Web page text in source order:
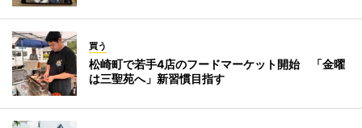
買う
松崎町で若手4店のフードマーケット開始 「金曜
は三聖苑へ」新習慣目指す